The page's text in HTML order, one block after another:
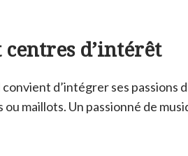
centres d’intérêt
d’intégrer ses passions
maillots. Un passionné de